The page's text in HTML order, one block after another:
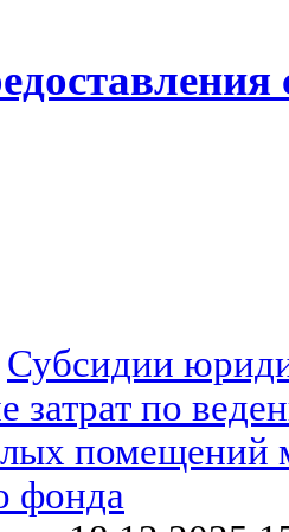
Субсидии
затрат по
помещений
фонда